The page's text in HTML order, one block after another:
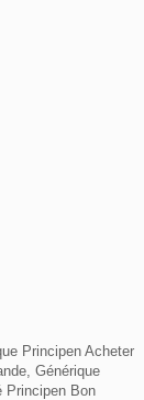
Principen Acheter
Générique
Principen Bon